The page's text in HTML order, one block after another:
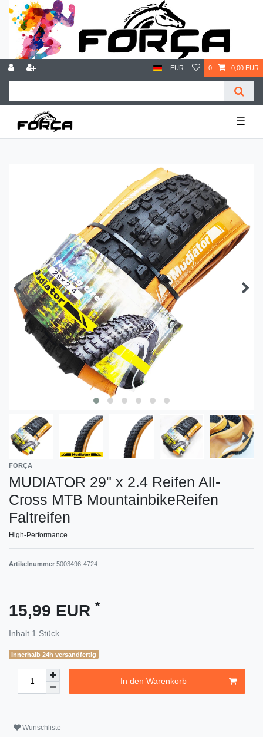
EUR 0 0,00 EUR
☰
FORÇA
MUDIATOR 29" x 2.4 Reifen All-
Cross MTB MountainbikeReifen
Faltreifen
High-Performance
Artikelnummer 5003496-4724
15,99 EUR *
Inhalt 1 Stück
Innerhalb 24h versandfertig
In den Warenkorb
Wunschliste